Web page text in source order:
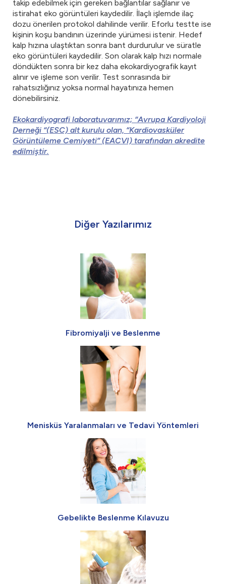
takip edebilmek için gereken bağlantılar sağlanır ve
istirahat eko görüntüleri kaydedilir. İlaçlı işlemde ilaç
dozu önerilen protokol dahilinde verilir. Eforlu testte ise
kişinin koşu bandının üzerinde yürümesi istenir. Hedef
kalp hızına ulaştıktan sonra bant durdurulur ve süratle
eko görüntüleri kaydedilir. Son olarak kalp hızı normale
döndükten sonra bir kez daha ekokardiyografik kayıt
alınır ve işleme son verilir. Test sonrasında bir
rahatsızlığınız yoksa normal hayatınıza hemen
dönebilirsiniz.
Ekokardiyografi laboratuvarımız; “Avrupa Kardiyoloji
Derneği “(ESC) alt kurulu olan, “Kardiovasküler
Görüntüleme Cemiyeti” (EACVI) tarafından akredite
edilmiştir.
Diğer Yazılarımız
Fibromiyalji ve Beslenme
Menisküs Yaralanmaları ve Tedavi Yöntemleri
Gebelikte Beslenme Kılavuzu